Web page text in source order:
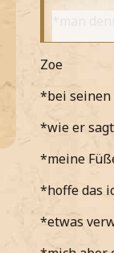
*man
So Zoe...
*meine
Zoe
*bei seinen
*wie er
*meine
*hoffe das
*etwas